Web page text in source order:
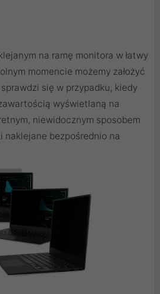
na ramę monitora w łatwy
momencie możemy założyć
się w przypadku, kiedy
wyświetlaną na
niewidocznym sposobem
naklejane bezpośrednio na